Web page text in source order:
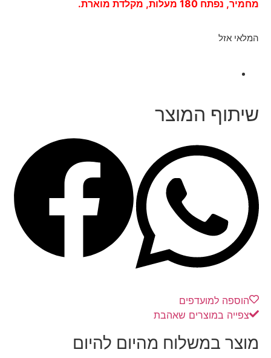
מחמיר, נפתח 180 מעלות, מקלדת מוארת.
המלאי אזל
שיתוף המוצר
הוספה למועדפים
צפייה במוצרים שאהבת
מוצר במשלוח מהיום להיום